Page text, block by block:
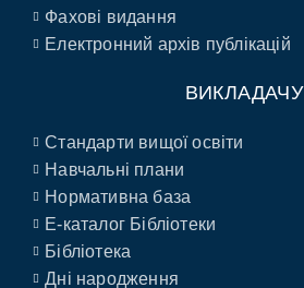
Фахові видання
Електронний архів публікацій
ВИКЛАДАЧУ
Стандарти вищої освіти
Навчальні плани
Нормативна база
E-каталог Бібліотеки
Бібліотека
Дні народження